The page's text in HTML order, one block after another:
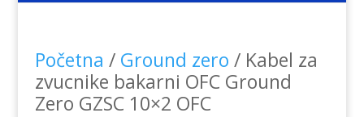
Početna / Ground zero / Kabel za
zvucnike bakarni OFC Ground
Zero GZSC 10×2 OFC